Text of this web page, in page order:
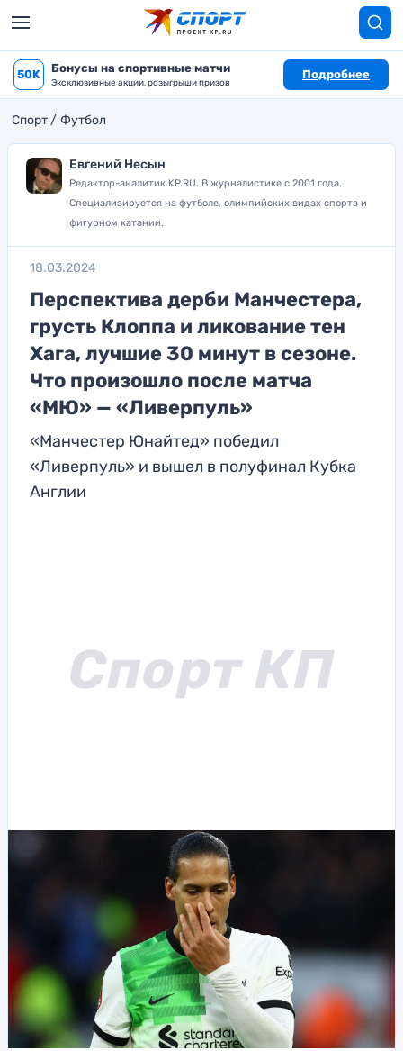
50K Бонусы на спортивные матчи
Эксклюзивные акции, розыгрыши призов
Подробнее
Спорт Футбол
Евгений Несын
Редактор-аналитик KP.RU. В журналистике с 2001 года.
Специализируется на футболе, олимпийских видах спорта и
фигурном катании.
18.03.2024
Перспектива дерби Манчестера,
грусть Клоппа и ликование тен
Хага, лучшие 30 минут в сезоне.
Что произошло после матча
«МЮ» — «Ливерпуль»
«Манчестер Юнайтед» победил
«Ливерпуль» и вышел в полуфинал Кубка
Англии